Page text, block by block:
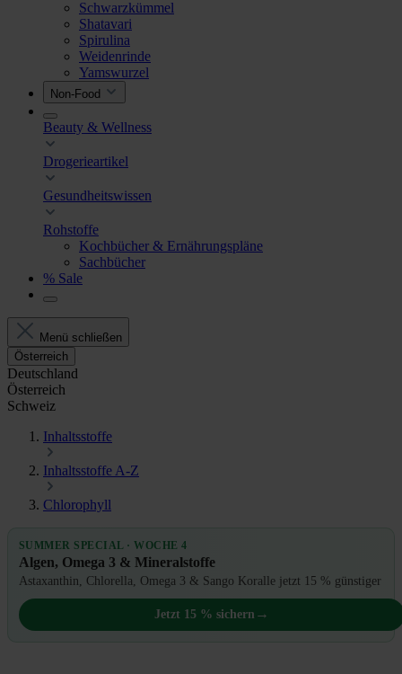
Schwarzkümmel
Shatavari
Spirulina
Weidenrinde
Yamswurzel
Non-Food
Beauty & Wellness
Drogerieartikel
Gesundheitswissen
Rohstoffe
Kochbücher & Ernährungspläne
Sachbücher
% Sale
Menü schließen
Österreich
Deutschland
Österreich
Schweiz
Inhaltsstoffe
Inhaltsstoffe A-Z
Chlorophyll
SUMMER SPECIAL · WOCHE 4
Algen, Omega 3 & Mineralstoffe
Astaxanthin, Chlorella, Omega 3 & Sango Koralle jetzt 15 % günstiger
Jetzt 15 % sichern →